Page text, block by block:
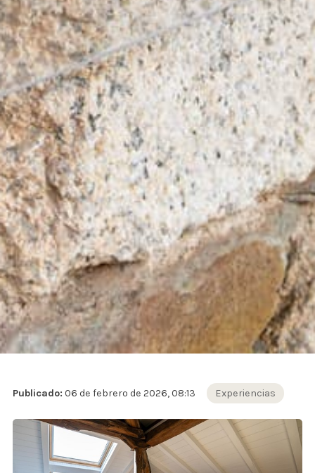
Publicado: 06 de febrero de 2026, 08:13 Experiencias